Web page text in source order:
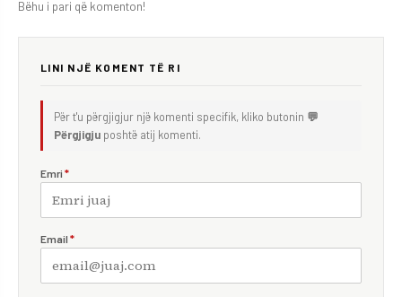
Bëhu i pari që komenton!
LINI NJË KOMENT TË RI
Për t'u përgjigjur një komenti specifik, kliko butonin 💬
Përgjigju poshtë atij komenti.
Emri *
Email *